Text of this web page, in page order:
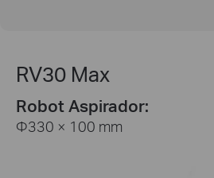
RV30 Max
Robot Aspirador:
Φ330 × 100 mm